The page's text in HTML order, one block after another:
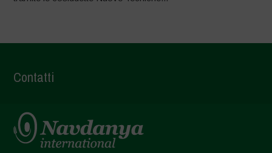
Contatti